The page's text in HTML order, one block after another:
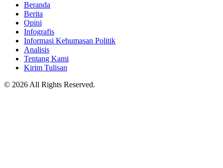
Beranda
Berita
Opini
Infografis
Informasi Kehumasan Politik
Analisis
Tentang Kami
Kirim Tulisan
© 2026 All Rights Reserved.